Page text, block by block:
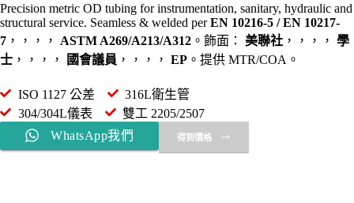
Precision metric OD tubing for instrumentation, sanitary, hydraulic and
structural service. Seamless & welded per EN 10216-5 / EN 10217-
7 ，，，， ASTM A269/A213/A312 。飾面： 美聯社 ，，，， 學
士 ，，，， 國會議員 ，，，， EP 。提供 MTR/COA。
ISO 1127 公差
316L衛生管
304/304L儀表
雙工 2205/2507
WhatsApp我們
得到價格